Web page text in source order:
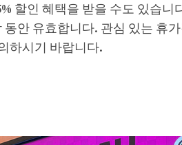
할인 혜택을 받을 수도 있습니
안 유효합니다. 관심 있는 휴
하시기 바랍니다.